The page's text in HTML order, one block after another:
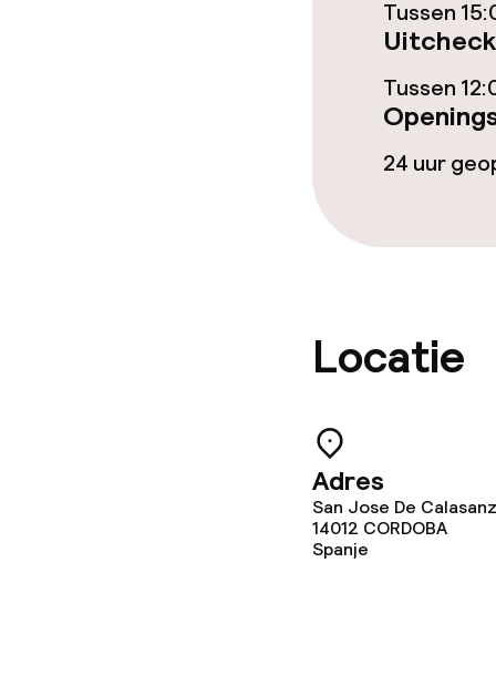
Ontbijt à la
Speeltuin
Wasservice
Tussen
Tussen
24 uur
Locatie
Adres
San Jose De
14012 CORDOBA
Spanje